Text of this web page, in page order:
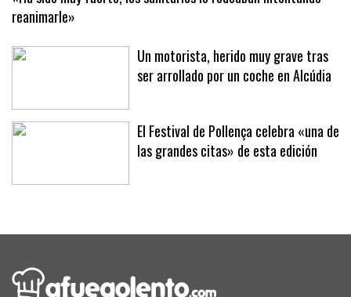
«Ha sido muy fuerte, los sanitarios lo rodeaban intentando
reanimarle»
Un motorista, herido muy grave tras
El Festival de Pollença celebra «una de